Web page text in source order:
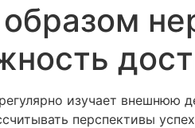
изучает внешнюю
перспективы